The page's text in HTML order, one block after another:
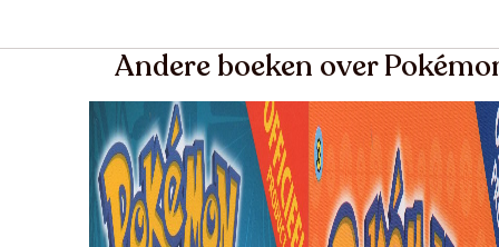
Andere boeken over